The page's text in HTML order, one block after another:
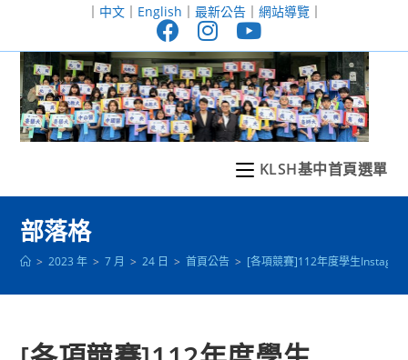
至
｜ 中文｜ English ｜ 最新公告｜ 網站導覽｜
KLSH基中首頁選單
部落格
> 2023 年 > 7 月 > 24 日 > 首頁公告 > [各項競賽]112年度學生